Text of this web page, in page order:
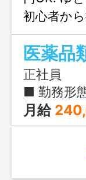
初心者か
クです!
医薬品
正社員
■ 勤務形態：交替制
月給